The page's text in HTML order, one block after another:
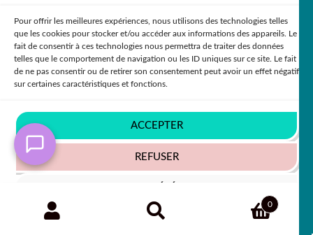
Pour offrir les meilleures expériences, nous utilisons des technologies telles
que les cookies pour stocker et/ou accéder aux informations des appareils. Le
fait de consentir à ces technologies nous permettra de traiter des données
telles que le comportement de navigation ou les ID uniques sur ce site. Le fait
de ne pas consentir ou de retirer son consentement peut avoir un effet négatif
sur certaines caractéristiques et fonctions.
ACCEPTER
REFUSER
Politique de confidentialité
Sticker autocollant dragon ball Goku petit
5.00
+63 COULEURS
Recherche
RECHERCHE 0